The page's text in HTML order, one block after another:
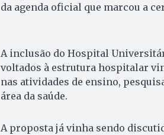
da agenda oficial que marcou a
A inclusão do Hospital
voltados à estrutura hospitalar
nas atividades de ensino,
área da saúde.
A proposta já vinha sendo